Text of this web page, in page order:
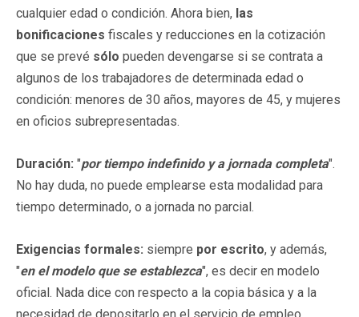
cualquier edad o condición. Ahora bien, las
bonificaciones fiscales y reducciones en la cotización
que se prevé sólo pueden devengarse si se contrata a
algunos de los trabajadores de determinada edad o
condición: menores de 30 años, mayores de 45, y mujeres
en oficios subrepresentadas.
Duración: "por tiempo indefinido y a jornada completa".
No hay duda, no puede emplearse esta modalidad para
tiempo determinado, o a jornada no parcial.
Exigencias formales: siempre por escrito, y además,
"en el modelo que se establezca", es decir en modelo
oficial. Nada dice con respecto a la copia básica y a la